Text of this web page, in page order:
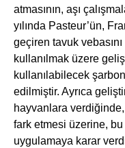
atmasının, aşı
yılında Pasteur’ün,
geçiren tavuk
kullanılmak üzere
kullanılabilecek
edilmiştir. Ayrıca
hayvanlara verdiğinde,
fark etmesi üzerine,
uygulamaya karar